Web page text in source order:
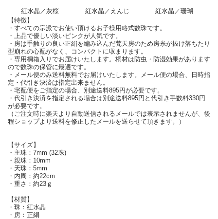
紅水晶／灰桜 紅水晶／えんじ
紅水晶／珊瑚
【特徴】
・すべての宗派でお使い頂けるお子様用略式数珠です。
・上品で優しい淡いピンクが人気です。
・房は手触りの良い正絹を編み込んだ梵天房のため房糸が抜け落ちたり
型崩れの心配がなく、コンパクトに収まります。
・専用桐箱入りでお届けいたします。桐材は防虫・防湿効果があります
ので数珠の保管に最適です。
・メール便のみ送料無料でお届けいたします。メール便の場合、日時指
定・代引き決済は指定出来ません。
・宅配便をご指定の場合、別途送料895円が必要です。
・代引き決済を指定される場合は別途送料895円と代引き手数料330円
が必要です。
（ご注文時に楽天より自動送信されるメールでは表示されませんが、後
程ショップより送料を修正したメールを送らせて頂きます。）
【サイズ】
・主珠：7mm (32珠)
・親珠：10mm
・天珠：5mm
・内周：約22cm
・重さ：約23ｇ
【材質】
・珠：紅水晶
・房：正絹